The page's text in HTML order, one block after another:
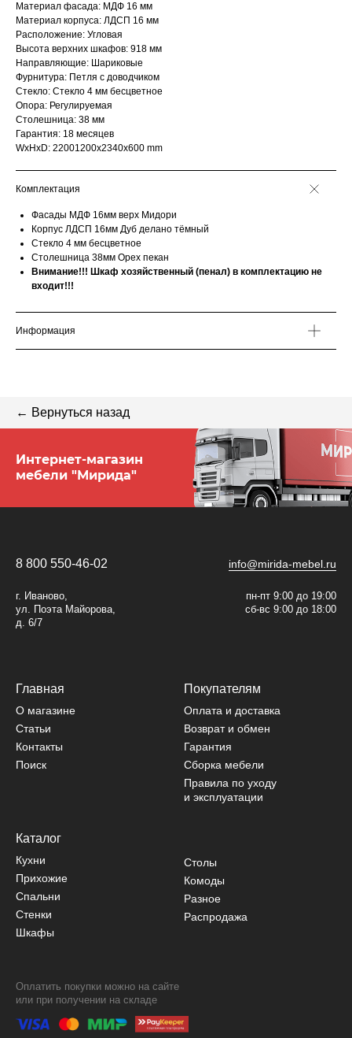
Материал фасада: МДФ 16 мм
Материал корпуса: ЛДСП 16 мм
Расположение: Угловая
Высота верхних шкафов: 918 мм
Направляющие: Шариковые
Фурнитура: Петля с доводчиком
Стекло: Стекло 4 мм бесцветное
Опора: Регулируемая
Столешница: 38 мм
Гарантия: 18 месяцев
WxHxD: 22001200x2340x600 mm
Комплектация
Фасады МДФ 16мм верх Мидори
Корпус ЛДСП 16мм Дуб делано тёмный
Стекло 4 мм бесцветное
Столешница 38мм Орех пекан
Внимание!!! Шкаф хозяйственный (пенал) в комплектацию не
входит!!!
Информация
← Вернуться назад
Интернет-магазин
мебели "Мирида"
Главная
info@mirida-mebel.ru
г. Иваново,
ул. Поэта Майорова,
д. 6/7
О магазине
пн-пт 9:00 до 19:00
сб-вс 9:00 до 18:00
8 800 550-46-02
Статьи
Контакты
Поиск
Покупателям
Оплата и доставка
Возврат и обмен
Гарантия
Сборка мебели
Каталог
Кухни
Прихожие
Спальни
Стенки
Шкафы
Столы
Комоды
Разное
Распродажа
Оплатить покупки можно на сайте
или при получении на складе
Правила по уходу
и эксплуатации